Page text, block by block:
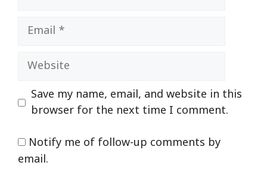
Email
Website
Save my name, email, and website in this
browser for the next time I comment.
Notify me of follow-up comments by
email.